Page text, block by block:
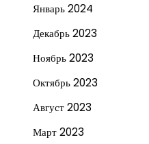
Январь 2024
Декабрь 2023
Ноябрь 2023
Октябрь 2023
Август 2023
Март 2023